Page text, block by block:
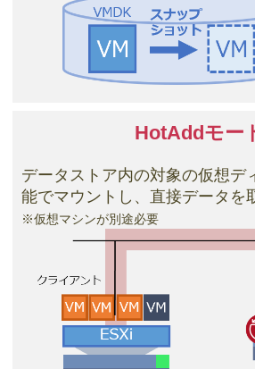
HotAddモー
データストア内の対象の仮想デ
能でマウントし、直接データを
※仮想マシンが別途必要